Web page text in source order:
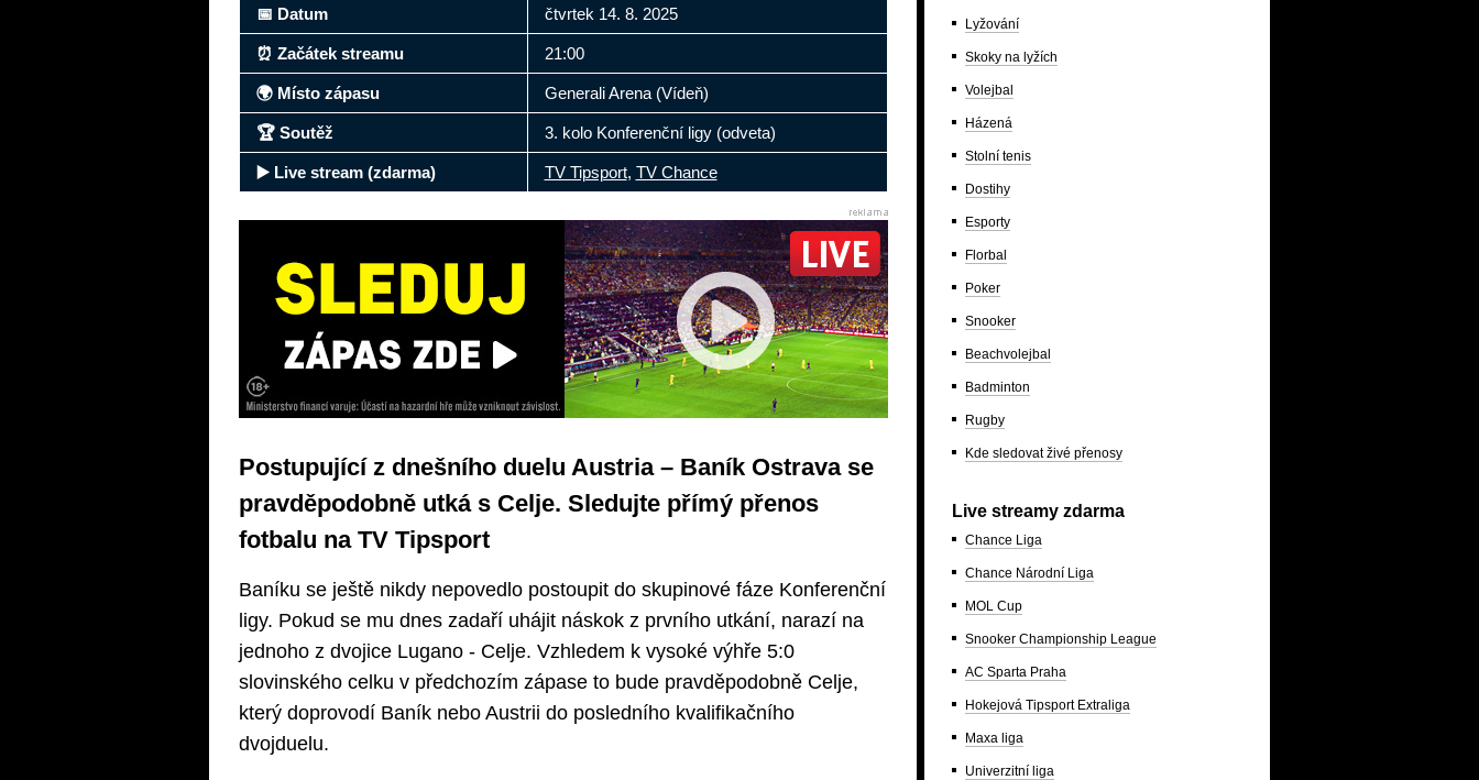
📅 Datum čtvrtek 14. 8. 2025
⏰ Začátek streamu 21:00
🌍 Místo zápasu Generali Arena (Vídeň)
🏆 Soutěž 3. kolo Konferenční ligy (odveta)
▶️ Live stream (zdarma) TV Tipsport, TV Chance
Postupující z dnešního duelu Austria – Baník Ostrava se
pravděpodobně utká s Celje. Sledujte přímý přenos
fotbalu na TV Tipsport
Baníku se ještě nikdy nepovedlo postoupit do skupinové fáze Konferenční
ligy. Pokud se mu dnes zadaří uhájit náskok z prvního utkání, narazí na
jednoho z dvojice Lugano - Celje. Vzhledem k vysoké výhře 5:0
slovinského celku v předchozím zápase to bude pravděpodobně Celje,
který doprovodí Baník nebo Austrii do posledního kvalifikačního
dvojduelu.
Lyžování
Skoky na lyžích
Volejbal
Házená
Stolní tenis
Dostihy
Esporty
Florbal
Poker
Snooker
Beachvolejbal
Badminton
Rugby
Kde sledovat živé přenosy
Live streamy zdarma
Chance Liga
Chance Národní Liga
MOL Cup
Snooker Championship League
AC Sparta Praha
Hokejová Tipsport Extraliga
Maxa liga
Univerzitní liga